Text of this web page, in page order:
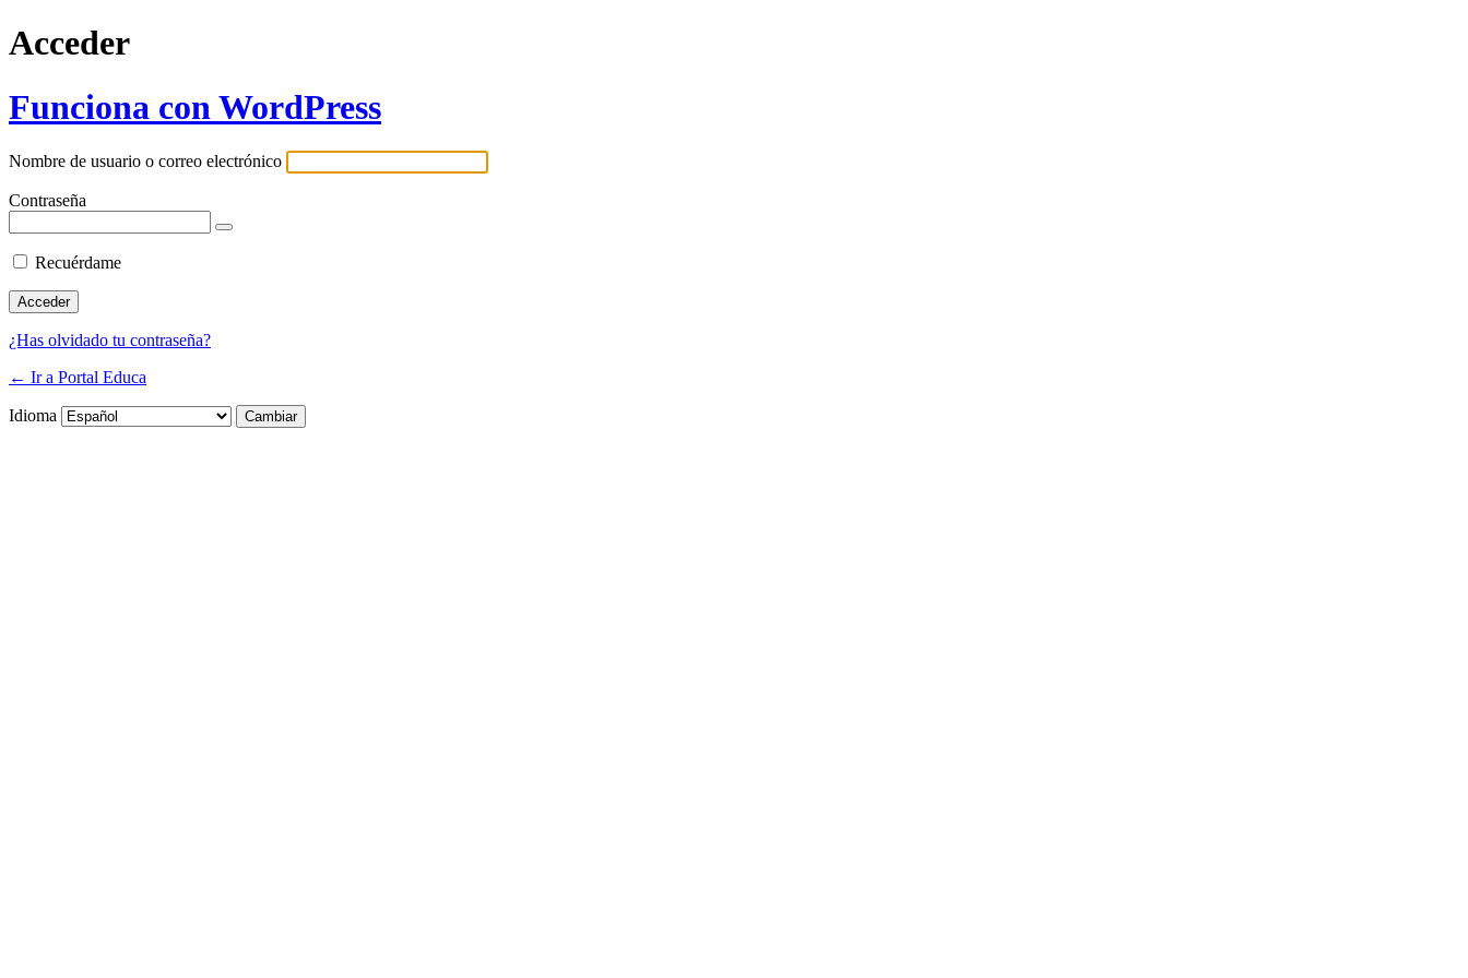
Acceder
Funciona con WordPress
Nombre de usuario o correo electrónico
Contraseña
Recuérdame
¿Has olvidado tu contraseña?
← Ir a Portal Educa
Idioma